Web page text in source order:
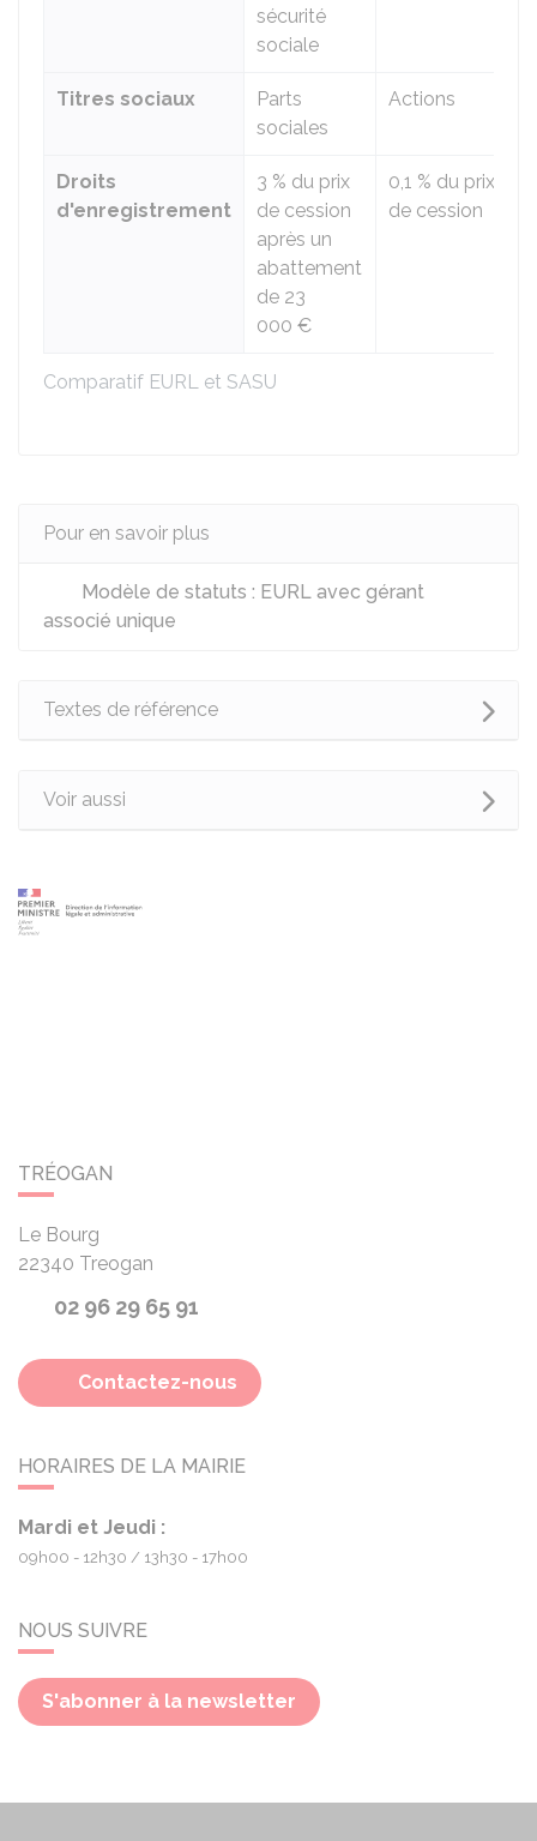
Comparatif EURL et SASU
sécurité
sociale
Titres sociaux
Parts
sociales
Actions
Droits
d'enregistrement
3 % du prix
de cession
après un
abattement
de 23
000 €
0,1 % du prix
de cession
Pour en savoir plus
Modèle de statuts : EURL avec gérant
associé unique
Textes de référence
Voir aussi
TRÉOGAN
Le Bourg
22340 Treogan
02 96 29 65 91
Contactez-nous
HORAIRES DE LA MAIRIE
Mardi et Jeudi :
09h00 - 12h30 13h30 - 17h00
NOUS SUIVRE
S'abonner à la newsletter